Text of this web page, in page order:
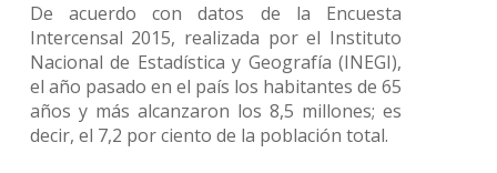
De acuerdo con datos de la Encuesta
Intercensal 2015, realizada por el Instituto
Nacional de Estadística y Geografía (INEGI),
el año pasado en el país los habitantes de 65
años y más alcanzaron los 8,5 millones; es
decir, el 7,2 por ciento de la población total.